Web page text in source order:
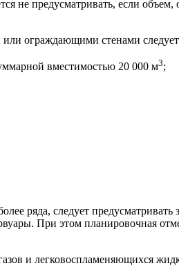
не предусматривать, если
ограждающими стенами следует
вместимостью 20 000 м3;
ряда, следует
При этом планировочная
и легковоспламеняющихся